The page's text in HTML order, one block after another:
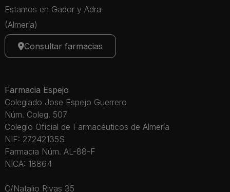
Estamos en Gador y Adra
(Almería)
Consultar farmacias
Farmacia Espejo
Colegiado Jose Espejo Guerrero
Núm. Coleg. 507
Colegio Oficial de Farmacéuticos de Almería
NIF: 27242135S
Farmacia Núm. AL-88-F
NICA: 18864
C/Natalio Rivas 35